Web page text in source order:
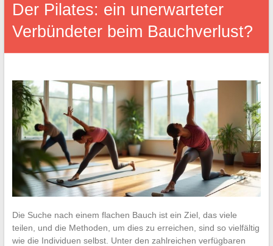
Der Pilates: ein unerwarteter
Verbündeter beim Bauchverlust?
Die Suche nach einem flachen Bauch ist ein Ziel, das viele
teilen, und die Methoden, um dies zu erreichen, sind so vielfältig
wie die Individuen selbst. Unter den zahlreichen verfügbaren